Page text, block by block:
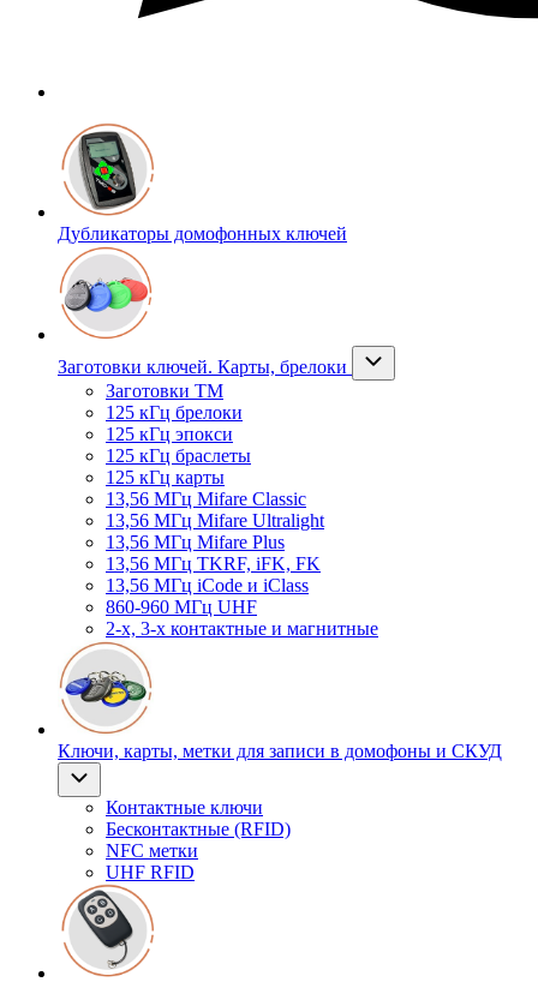
Дубликаторы домофонных ключей
Заготовки ключей. Карты, брелоки
Заготовки ТМ
125 кГц брелоки
125 кГц эпокси
125 кГц браслеты
125 кГц карты
13,56 МГц Mifare Classic
13,56 МГц Mifare Ultralight
13,56 МГц Mifare Plus
13,56 МГц TKRF, iFK, FK
13,56 МГц iCode и iClass
860-960 МГц UHF
2-х, 3-х контактные и магнитные
Ключи, карты, метки для записи в домофоны и СКУД
Контактные ключи
Бесконтактные (RFID)
NFC метки
UHF RFID